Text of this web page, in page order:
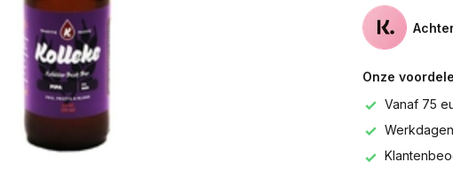
Onze
Vanaf 75